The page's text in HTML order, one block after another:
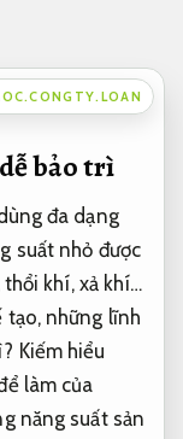
bảo trì
đa dạng
suất nhỏ được
khí, xả khí…
tạo, những lĩnh
Kiếm hiểu
làm của
năng suất sản